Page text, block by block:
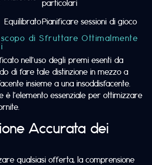
particolari
EquilibratoPianificare sessioni di gioco
di Sfruttare Ottimalmente
nell’uso degli premi esenti da
di fare tale distinzione in mezzo a
insieme a una insoddisfacente.
è l’elemento essenziale per ottimizzare
Accurata dei
qualsiasi offerta, la comprensione